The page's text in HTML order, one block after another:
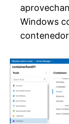
Windows